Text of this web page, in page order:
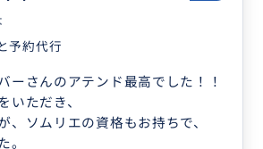
予約代行
ーさんのアテンド最高でした！！
いただき、
、ソムリエの資格もお持ちで、
。